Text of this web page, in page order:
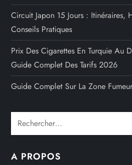
Circuit Japon 15 Jours : Itinéraires,
Conseils Pratiques
Prix Des Cigarettes En Turquie Au
Guide Complet Des Tarifs 2026
Guide Complet Sur La Zone
Rechercher :
A PROPOS